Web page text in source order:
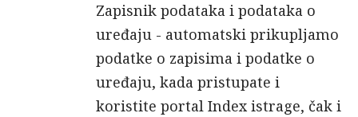
Zapisnik podataka i podataka o
uređaju - automatski prikupljamo
podatke o zapisima i podatke o
uređaju, kada pristupate i
koristite portal Index istrage, čak i